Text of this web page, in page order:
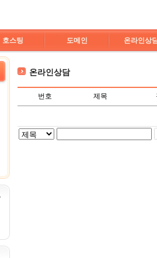
호스팅 도메인 온라인상
온라인상담
번호 제목